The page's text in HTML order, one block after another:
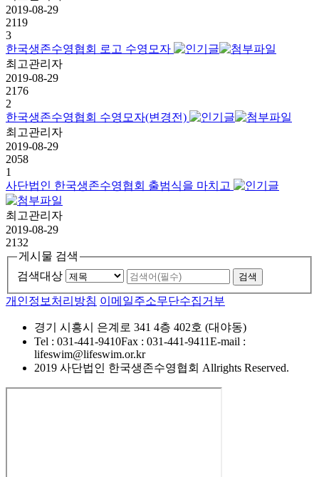
2019-08-29
2119
3
한국생존수영협회 로고 수영모자
최고관리자
2019-08-29
2176
2
한국생존수영협회 수영모자(변경전)
최고관리자
2019-08-29
2058
1
사단법인 한국생존수영협회 출범식을 마치고
최고관리자
2019-08-29
2132
게시물 검색
검색대상
개인정보처리방침 이메일주소무단수집거부
경기 시흥시 은계로 341 4층 402호 (대야동)
Tel : 031-441-9410Fax : 031-441-9411E-mail :
lifeswim@lifeswim.or.kr
2019 사단법인 한국생존수영협회 Allrights Reserved.